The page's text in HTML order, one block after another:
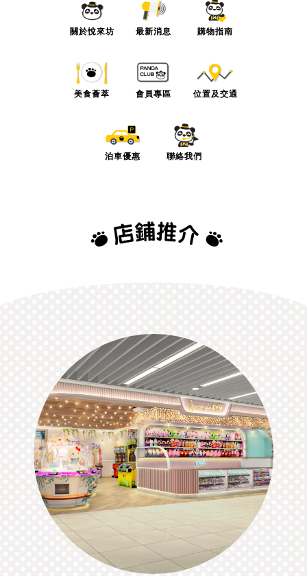
關於悅來坊 最新消息 購物指南
美食薈萃 會員專區 位置及交通
泊車優惠 聯絡我們